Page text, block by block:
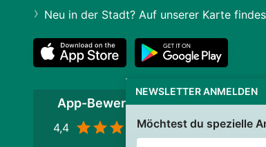
NEWSLETTER ANMELDEN
Möchtest du spezielle
Neu in der Stadt? Auf unserer Karte
App-Bewertung
4,4